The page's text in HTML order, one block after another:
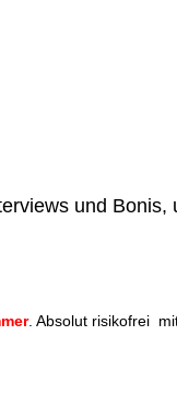
und Bonis,
. Absolut risikofrei